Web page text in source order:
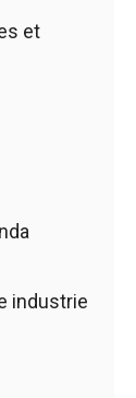
et
industrie